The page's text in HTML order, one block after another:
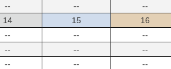
--
--
--
14
--
--
--
15
--
--
--
16
--
--
--